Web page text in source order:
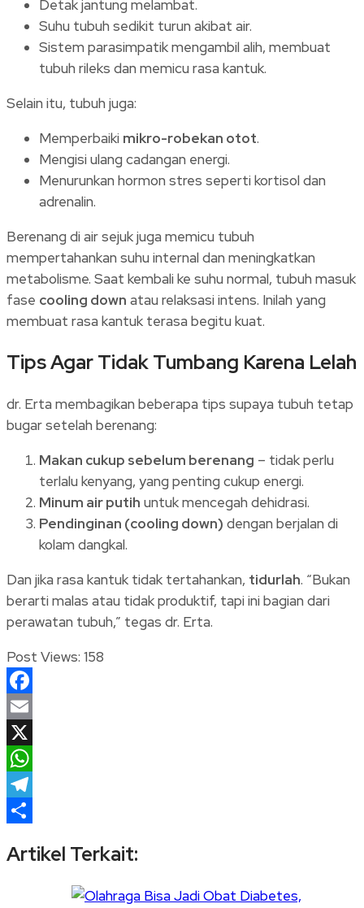
Detak jantung melambat.
Suhu tubuh sedikit turun akibat air.
Sistem parasimpatik mengambil alih, membuat
tubuh rileks dan memicu rasa kantuk.
Selain itu, tubuh juga:
Memperbaiki mikro-robekan otot.
Mengisi ulang cadangan energi.
Menurunkan hormon stres seperti kortisol dan
adrenalin.
Berenang di air sejuk juga memicu tubuh
mempertahankan suhu internal dan meningkatkan
metabolisme. Saat kembali ke suhu normal, tubuh masuk
fase cooling down atau relaksasi intens. Inilah yang
membuat rasa kantuk terasa begitu kuat.
Tips Agar Tidak Tumbang Karena Lelah
dr. Erta membagikan beberapa tips supaya tubuh tetap
bugar setelah berenang:
Makan cukup sebelum berenang – tidak perlu
terlalu kenyang, yang penting cukup energi.
Minum air putih untuk mencegah dehidrasi.
Pendinginan (cooling down) dengan berjalan di
kolam dangkal.
Dan jika rasa kantuk tidak tertahankan, tidurlah. “Bukan
berarti malas atau tidak produktif, tapi ini bagian dari
perawatan tubuh,” tegas dr. Erta.
Post Views: 158
Facebook
Email
X
WhatsApp
Telegram
Artikel Terkait: